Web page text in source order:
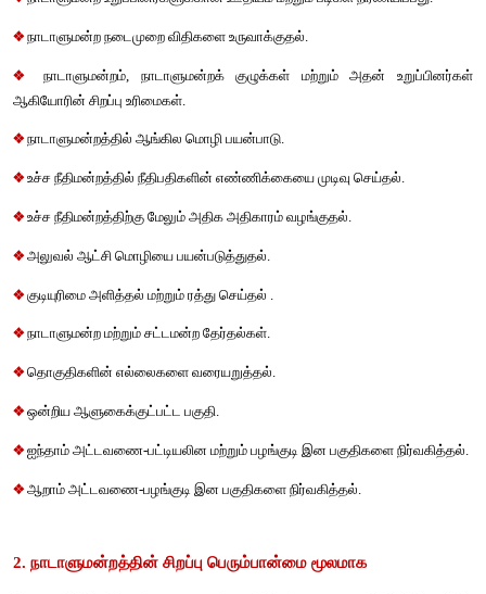
1. நாடாளுமன்றத்தில் தனிப் பெரும்பான்மை:
உறுப்பு 368-இன்படி அரசமைப்பின் பெரும்
நாடாளுமன்றத்தின் ஈரவைகளில் தனிப்பெரும்பான்மை
அமைக்கப்படலாம். விதிமுறைகள், பின்வருவனவற்றில் உள்ளடக்கம்
❖ புதிய மாநிலங்களை அனுமதிப்பது மற்றும் உருவாக்குவது.
இருக்கும் மாநிலங்களின் எல்லைகளை மாற்றி அமைப்பது,
❖ மாநிலங்களில் மேலவையை உருவாக்குவது அல்லது நீக்குவது.
❖ குடியரசுத்தலைவர், மாநில ஆளுநர், சபாநாயகர்,
அரசமைப்பு இரண்டாம் அட்டவணையில் குறிப்பிடப்பட்டிருக்கும்
செய்வது.